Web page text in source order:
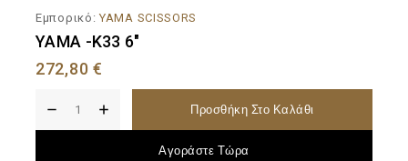
Εμπορικό: YAMA SCISSORS
YAMA -K33 6″
272,80 €
Προσθήκη Στο Καλάθι
Αγοράστε Τώρα